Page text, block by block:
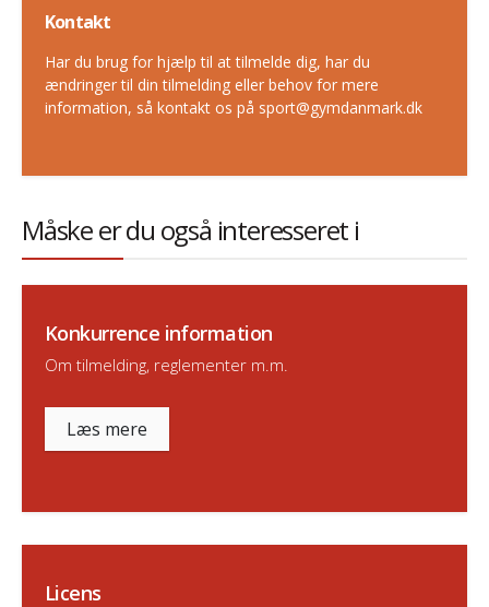
Kontakt
Har du brug for hjælp til at tilmelde dig, har du
ændringer til din tilmelding eller behov for mere
information, så kontakt os på sport@gymdanmark.dk
Måske er du også interesseret i
Konkurrence information
Om tilmelding, reglementer m.m.
Læs mere
Licens